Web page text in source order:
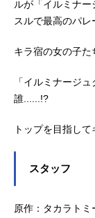
ルが「イルミナ
スルで最高のパレ
キラ宿の女の子た
「イルミナージ
誰......!?
トップを目指し
スタッフ
原作：タカラト